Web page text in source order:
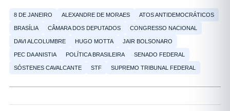
8 DE JANEIRO ALEXANDRE DE MORAES ATOS ANTIDEMOCRÁTICOS
BRASÍLIA CÂMARA DOS DEPUTADOS CONGRESSO NACIONAL
DAVI ALCOLUMBRE HUGO MOTTA JAIR BOLSONARO
PEC DA ANISTIA POLÍTICA BRASILEIRA SENADO FEDERAL
SÓSTENES CAVALCANTE STF SUPREMO TRIBUNAL FEDERAL